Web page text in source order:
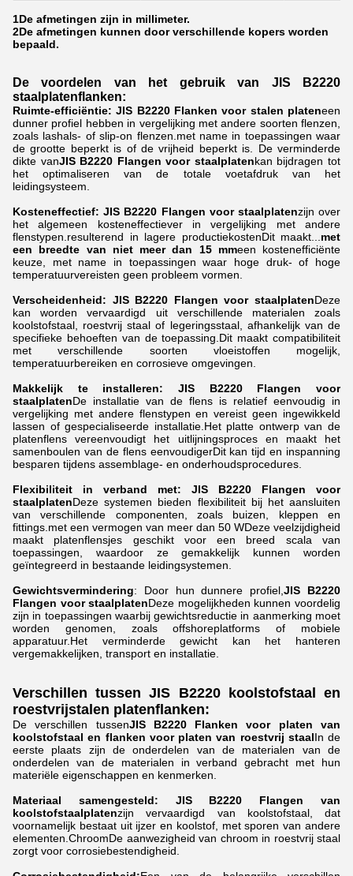
1De afmetingen zijn in millimeter.
2De afmetingen kunnen door verschillende kopers worden
bepaald.
De voordelen van het gebruik van JIS B2220
staalplatenflanken:
Ruimte-efficiëntie: JIS B2220 Flanken voor stalen plateneen
dunner profiel hebben in vergelijking met andere soorten flenzen,
zoals lashals- of slip-on flenzen.met name in toepassingen waar
de grootte beperkt is of de vrijheid beperkt is. De verminderde
dikte vanJIS B2220 Flangen voor staalplatenkan bijdragen tot
het optimaliseren van de totale voetafdruk van het
leidingsysteem.
Kosteneffectief: JIS B2220 Flangen voor staalplatenzijn over
het algemeen kosteneffectiever in vergelijking met andere
flenstypen.resulterend in lagere productiekostenDit maakt... met
een breedte van niet meer dan 15 mmeen kostenefficiënte
keuze, met name in toepassingen waar hoge druk- of hoge
temperatuurvereisten geen probleem vormen.
Verscheidenheid: JIS B2220 Flangen voor staalplatenDeze
kan worden vervaardigd uit verschillende materialen zoals
koolstofstaal, roestvrij staal of legeringsstaal, afhankelijk van de
specifieke behoeften van de toepassing.Dit maakt compatibiliteit
met verschillende soorten vloeistoffen mogelijk,
temperatuurbereiken en corrosieve omgevingen.
Makkelijk te installeren:
JIS B2220 Flangen voor
staalplatenDe installatie van de flens is relatief eenvoudig in
vergelijking met andere flenstypen en vereist geen ingewikkeld
lassen of gespecialiseerde installatie.Het platte ontwerp van de
platenflens vereenvoudigt het uitlijningsproces en maakt het
samenboulen van de flens eenvoudigerDit kan tijd en inspanning
besparen tijdens assemblage- en onderhoudsprocedures.
Flexibiliteit in verband met:
JIS B2220 Flangen voor
staalplatenDeze systemen bieden flexibiliteit bij het aansluiten
van verschillende componenten, zoals buizen, kleppen en
fittings.met een vermogen van meer dan 50 WDeze veelzijdigheid
maakt platenflensjes geschikt voor een breed scala van
toepassingen, waardoor ze gemakkelijk kunnen worden
geïntegreerd in bestaande leidingsystemen.
Gewichtsvermindering: Door hun dunnere profiel,JIS B2220
Flangen voor staalplatenDeze mogelijkheden kunnen voordelig
zijn in toepassingen waarbij gewichtsreductie in aanmerking moet
worden genomen, zoals offshoreplatforms of mobiele
apparatuur.Het verminderde gewicht kan het hanteren
vergemakkelijken, transport en installatie.
Verschillen tussen JIS B2220 koolstofstaal en
roestvrijstalen platenflanken:
De verschillen tussenJIS B2220 Flanken voor platen van
koolstofstaal en flanken voor platen van roestvrij staalIn de
eerste plaats zijn de onderdelen van de materialen van de
onderdelen van de materialen in verband gebracht met hun
materiële eigenschappen en kenmerken.
Materiaal samengesteld:
JIS B2220 Flangen van
koolstofstaalplatenzijn vervaardigd van koolstofstaal, dat
voornamelijk bestaat uit ijzer en koolstof, met sporen van andere
elementen.ChroomDe aanwezigheid van chroom in roestvrij staal
zorgt voor corrosiebestendigheid.